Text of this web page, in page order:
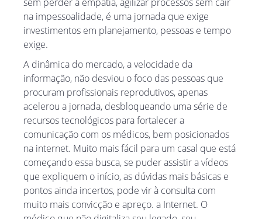
na impessoalidade, é uma jornada que exige
investimentos em planejamento, pessoas e tempo
exige.
A dinâmica do mercado, a velocidade da
informação, não desviou o foco das pessoas que
procuram profissionais reprodutivos, apenas
acelerou a jornada, desbloqueando uma série de
recursos tecnológicos para fortalecer a
comunicação com os médicos, bem posicionados
na internet. Muito mais fácil para um casal que está
começando essa busca, se puder assistir a vídeos
que expliquem o início, as dúvidas mais básicas e
pontos ainda incertos, pode vir à consulta com
muito mais convicção e apreço. a Internet. O